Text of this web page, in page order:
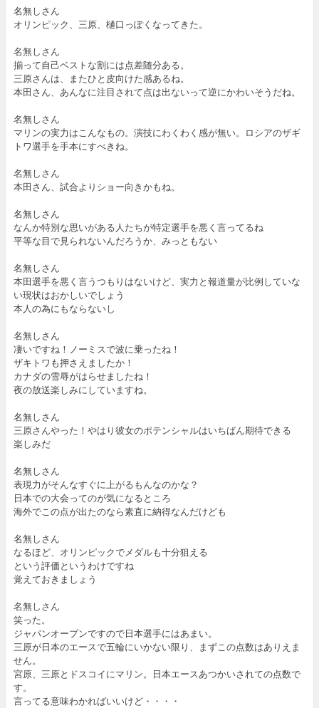
名無しさん
オリンピック、三原、樋口っぽくなってきた。
名無しさん
揃って自己ベストな割には点差随分ある。
三原さんは、またひと皮向けた感あるね。
本田さん、あんなに注目されて点は出ないって逆にかわいそうだね。
名無しさん
マリンの実力はこんなもの。演技にわくわく感が無い。ロシアのザギ
トワ選手を手本にすべきね。
名無しさん
本田さん、試合よりショー向きかもね。
名無しさん
なんか特別な思いがある人たちが特定選手を悪く言ってるね
平等な目で見られないんだろうか、みっともない
名無しさん
本田選手を悪く言うつもりはないけど、実力と報道量が比例していな
い現状はおかしいでしょう
本人の為にもならないし
名無しさん
凄いですね！ノーミスで波に乗ったね！
ザキトワも押さえましたか！
カナダの雪辱がはらせましたね！
夜の放送楽しみにしていますね。
名無しさん
三原さんやった！やはり彼女のポテンシャルはいちばん期待できる
楽しみだ
名無しさん
表現力がそんなすぐに上がるもんなのかな？
日本での大会ってのが気になるところ
海外でこの点が出たのなら素直に納得なんだけども
名無しさん
なるほど、オリンピックでメダルも十分狙える
という評価というわけですね
覚えておきましょう
名無しさん
笑った。
ジャパンオープンですので日本選手にはあまい。
三原が日本のエースで五輪にいかない限り、まずこの点数はありえま
せん。
宮原、三原とドスコイにマリン。日本エースあつかいされての点数で
す。
言ってる意味わかればいいけど・・・・